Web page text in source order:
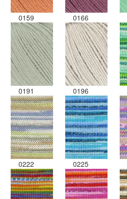
0159 0166
0191 0196
0222 0225